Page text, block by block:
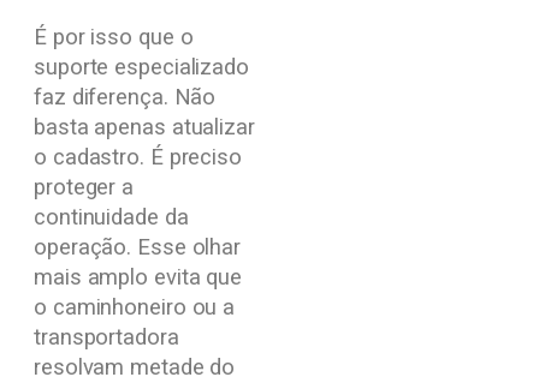
É por isso que o
suporte especializado
faz diferença. Não
basta apenas atualizar
o cadastro. É preciso
proteger a
continuidade da
operação. Esse olhar
mais amplo evita que
o caminhoneiro ou a
transportadora
resolvam metade do